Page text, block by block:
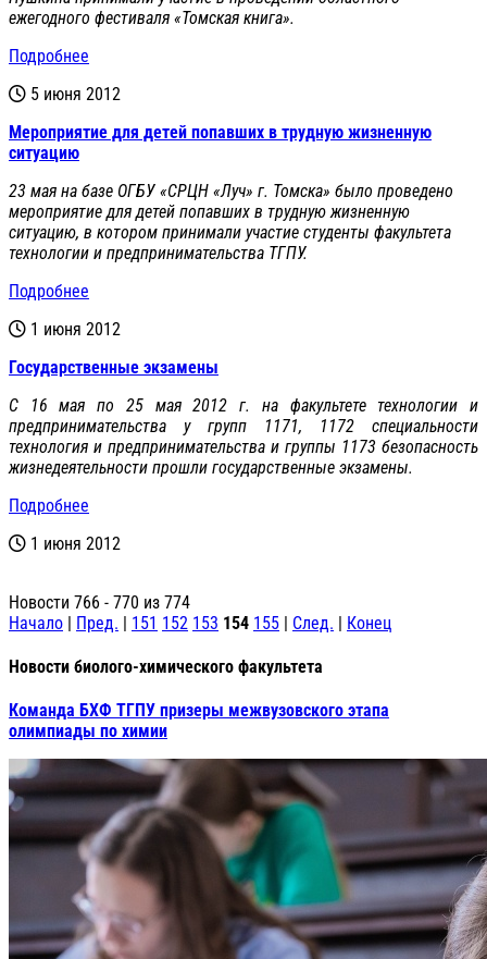
ежегодного фестиваля «Томская книга».
Подробнее
5 июня 2012
Мероприятие для детей попавших в трудную жизненную
ситуацию
23 мая на базе ОГБУ «СРЦН «Луч» г. Томска» было проведено
мероприятие для детей попавших в трудную жизненную
ситуацию, в котором принимали участие студенты факультета
технологии и предпринимательства ТГПУ.
Подробнее
1 июня 2012
Государственные экзамены
С 16 мая по 25 мая 2012 г. на факультете технологии и
предпринимательства у групп 1171, 1172 специальности
технология и предпринимательства и группы 1173 безопасность
жизнедеятельности прошли государственные экзамены.
Подробнее
1 июня 2012
Новости 766 - 770 из 774
Начало | Пред. | 151 152 153 154 155 | След. | Конец
Новости биолого-химического факультета
Команда БХФ ТГПУ призеры межвузовского этапа
олимпиады по химии